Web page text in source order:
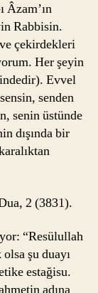
Âzam’ın
Rabbisin.
çekirdekleri
Her şeyin
Evvel
senden
senin üstünde
dışında bir
2 (3831).
“Resülullah
şu duayı
estağisu.